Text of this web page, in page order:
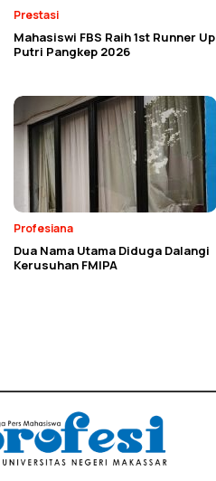
Prestasi
Mahasiswi FBS Raih 1st Runner Up
Putri Pangkep 2026
Profesiana
Dua Nama Utama Diduga Dalangi
Kerusuhan FMIPA